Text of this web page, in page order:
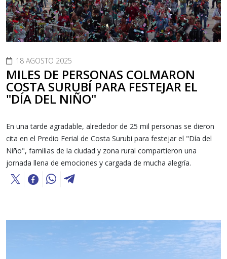
18 AGOSTO 2025
MILES DE PERSONAS COLMARON
COSTA SURUBÍ PARA FESTEJAR EL
"DÍA DEL NIÑO"
En una tarde agradable, alrededor de 25 mil personas se dieron
cita en el Predio Ferial de Costa Surubi para festejar el "Día del
Niño", familias de la ciudad y zona rural compartieron una
jornada llena de emociones y cargada de mucha alegría.